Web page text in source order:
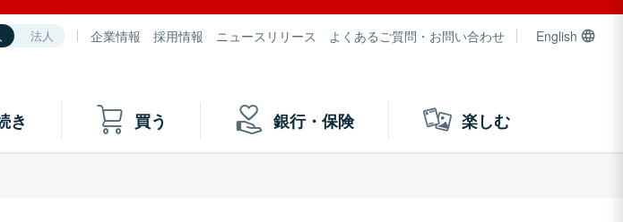
法人 企業情報 採用情報 ニュースリリース よくあるご質問・お問い合わせ English
き 買う 銀行・保険 楽しむ